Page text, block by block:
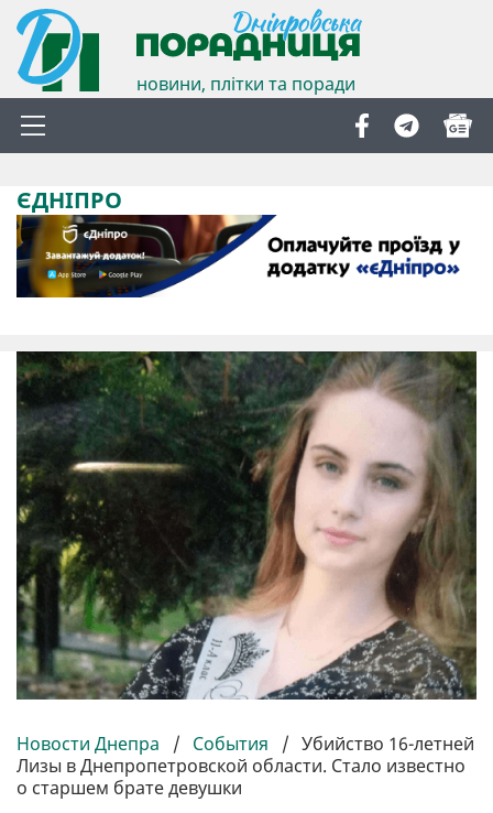
новини, плітки та поради
ЄДНІПРО
Новости Днепра / События / Убийство 16-летней
Лизы в Днепропетровской области. Стало известно
о старшем брате девушки